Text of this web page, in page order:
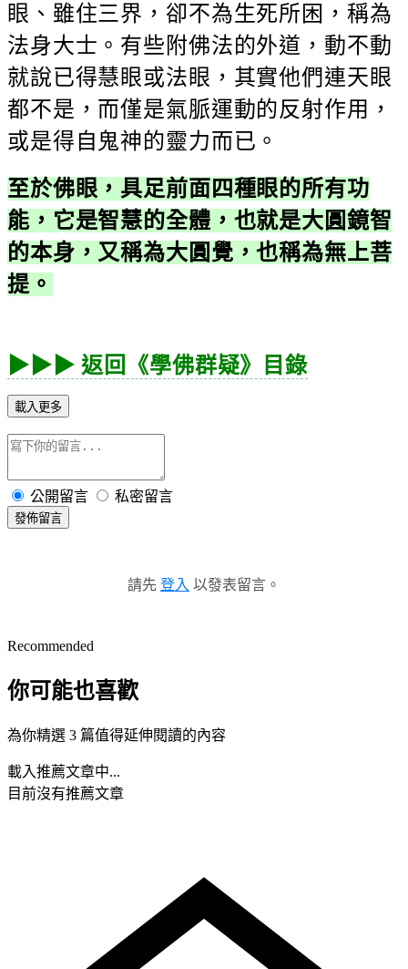
眼、雖住三界，卻不為生死所困，稱為
法身大士。有些附佛法的外道，動不動
就說已得慧眼或法眼，其實他們連天眼
都不是，而僅是氣脈運動的反射作用，
或是得自鬼神的靈力而已。
至於佛眼，具足前面四種眼的所有功
能，它是智慧的全體，也就是大圓鏡智
的本身，又稱為大圓覺，也稱為無上菩
提。
▶▶▶ 返回《學佛群疑》目錄
載入更多
公開留言 私密留言
發佈留言
請先 登入 以發表留言。
Recommended
你可能也喜歡
為你精選 3 篇值得延伸閱讀的內容
載入推薦文章中...
目前沒有推薦文章